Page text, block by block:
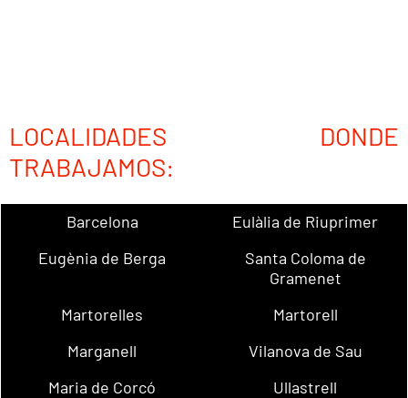
LOCALIDADES DONDE
TRABAJAMOS:
Barcelona
Eulàlia de Riuprimer
Eugènia de Berga
Santa Coloma de
Gramenet
Martorelles
Martorell
Marganell
Vilanova de Sau
Maria de Corcó
Ullastrell